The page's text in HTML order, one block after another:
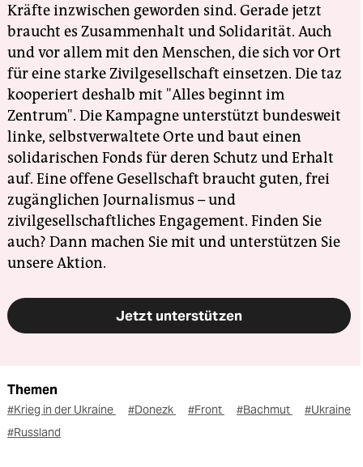
Kräfte inzwischen geworden sind. Gerade jetzt
braucht es Zusammenhalt und Solidarität. Auch
und vor allem mit den Menschen, die sich vor Ort
für eine starke Zivilgesellschaft einsetzen. Die taz
kooperiert deshalb mit "Alles beginnt im
Zentrum". Die Kampagne unterstützt bundesweit
linke, selbstverwaltete Orte und baut einen
solidarischen Fonds für deren Schutz und Erhalt
auf. Eine offene Gesellschaft braucht guten, frei
zugänglichen Journalismus – und
zivilgesellschaftliches Engagement. Finden Sie
auch? Dann machen Sie mit und unterstützen Sie
unsere Aktion.
Jetzt unterstützen
Themen
#Krieg in der Ukraine #Donezk #Front #Bachmut
#Ukraine
#Russland